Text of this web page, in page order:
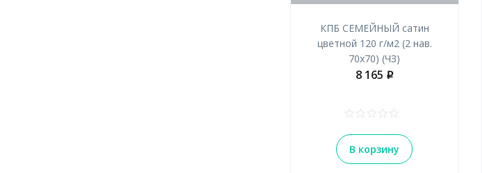
КПБ СЕМЕЙНЫЙ сатин
цветной 120 г/м2 (2 нав.
70х70) (ЧЗ)
8 165 p
В корзину